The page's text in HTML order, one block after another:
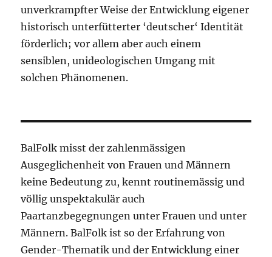
unverkrampfter Weise der Entwicklung eigener
historisch unterfütterter ‘deutscher‘ Identität
förderlich; vor allem aber auch einem
sensiblen, unideologischen Umgang mit
solchen Phänomenen.
BalFolk misst der zahlenmässigen
Ausgeglichenheit von Frauen und Männern
keine Bedeutung zu, kennt routinemässig und
völlig unspektakulär auch
Paartanzbegegnungen unter Frauen und unter
Männern. BalFolk ist so der Erfahrung von
Gender-Thematik und der Entwicklung einer